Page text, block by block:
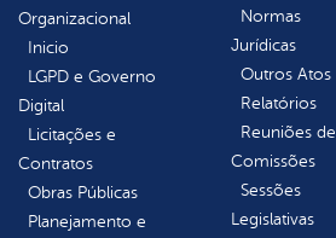
Organizacional
Inicio
LGPD e Governo
Digital
Licitações e
Contratos
Obras Públicas
Planejamento e
Normas
Jurídicas
Outros Atos
Relatórios
Reuniões de
Comissões
Sessões
Legislativas